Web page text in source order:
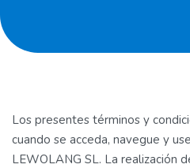
Los presentes términos y
cuando se acceda, navegue y
LEWOLANG SL. La realización